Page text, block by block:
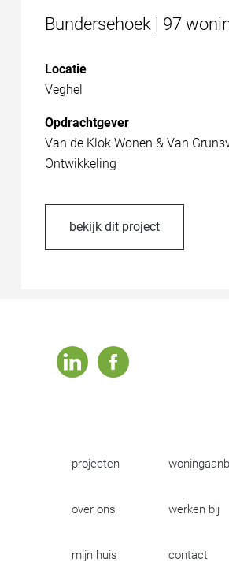
Bundersehoek | 97
Locatie
Veghel
Opdrachtgever
Van de Klok Wonen & Van
Ontwikkeling
bekijk dit project
linkedinfacebook
projecten
over ons werken bij
mijn huis contact